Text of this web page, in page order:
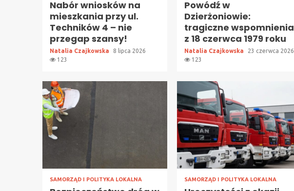
Nabór wniosków na
mieszkania przy ul.
Techników 4 – nie
przegap szansy!
Natalia Czajkowska
8 lipca 2026
123
Powódź w
Dzierżoniowie:
tragiczne wspomnienia
z 18 czerwca 1979 roku
Natalia Czajkowska
23 czerwca 2026
123
SAMORZĄD I POLITYKA LOKALNA SAMORZĄD I POLITYKA LOKALNA